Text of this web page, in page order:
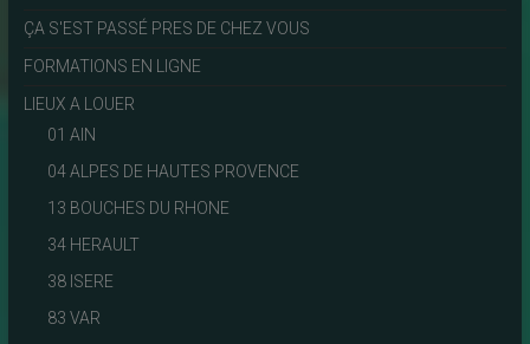
ÇA S'EST PASSÉ PRES DE CHEZ VOUS
FORMATIONS EN LIGNE
LIEUX A LOUER
01 AIN
04 ALPES DE HAUTES PROVENCE
13 BOUCHES DU RHONE
34 HERAULT
38 ISERE
83 VAR